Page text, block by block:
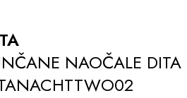
NAOČALE DITA